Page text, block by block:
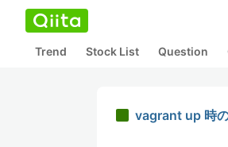
Trend Stock List Question
vagrant up 時